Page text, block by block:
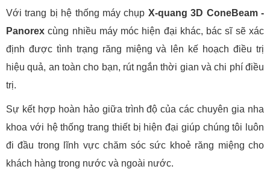
Với trang bị hệ thống máy chụp X-quang 3D ConeBeam -
Panorex cùng nhiều máy móc hiện đại khác, bác sĩ sẽ xác
định được tình trạng răng miệng và lên kế hoạch điều trị
hiệu quả, an toàn cho bạn, rút ngắn thời gian và chi phí điều
trị.
Sự kết hợp hoàn hảo giữa trình độ của các chuyên gia nha
khoa với hệ thống trang thiết bị hiện đại giúp chúng tôi luôn
đi đầu trong lĩnh vực chăm sóc sức khoẻ răng miệng cho
khách hàng trong nước và ngoài nước.